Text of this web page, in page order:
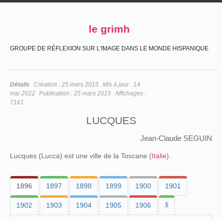
le grimh
GROUPE DE RÉFLEXION SUR L'IMAGE DANS LE MONDE HISPANIQUE
Détails Création : 25 mars 2015 Mis à jour : 14
mai 2022 Publication : 25 mars 2015 Affichages :
7161
LUCQUES
Jean-Claude SEGUIN
Lucques (Lucca) est une ville de la Toscane (Italie).
1896 1897 1898 1899 1900 1901
1902 1903 1904 1905 1906 $